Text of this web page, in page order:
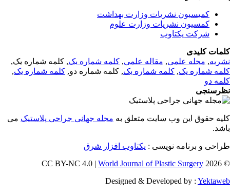
کمیسیون نشریات وزارت بهداشت
کمسیون نشریات وزارت علوم
شرکت یکتاوب
کلیدی
,مجله علمی, مقاله علمی, کلمه شماره یک, کلمه شماره یک,
شماره یک,کلمه شماره یک, کلمه شماره دو,کلمه شماره یک,
دو
حقوق این وب سایت متعلق بهمجله جهانی جراحی پلاستیکمی
و برنامه نویسی : یکتاوب افزار شرق
©
World Journal of Plastic Surgery
Designed & Developed by :